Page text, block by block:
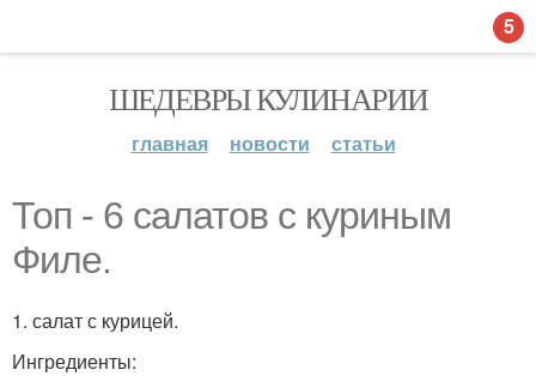
ШЕДЕВРЫ КУЛИНАРИИ
главная новости статьи
Топ - 6 салатов с куриным
Филе.
1. салат с курицей.
Ингредиенты:
5